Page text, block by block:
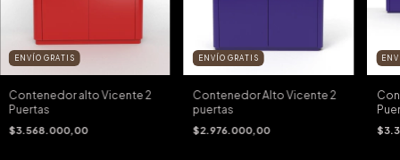
ENVÍO GRATIS
Contenedor alto Vicente 2
Puertas
$3.568.000,00
ENVÍO GRATIS
Contenedor Alto Vicente 2
puertas
$2.976.000,00